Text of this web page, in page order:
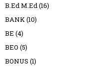
B.Ed M.Ed(16)
BANK(10)
BE (4)
BEO (5)
BONUS (1)